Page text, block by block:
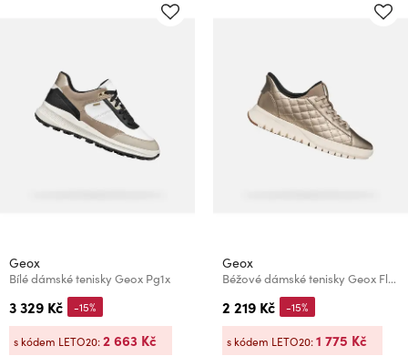
Geox
Bílé dámské tenisky Geox Pg1x
3 329 Kč -15%
s kódem LETO20:2 663 Kč
Geox
Béžové dámské tenisky Geox Flextride Plus
2 219 Kč -15%
s kódem LETO20:1 775 Kč